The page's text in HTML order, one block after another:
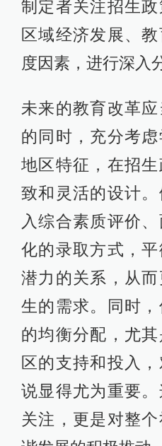
制定者关注招生
区域经济发展、
度因素，进行深入
未来的教育改革
的同时，充分考
地区特征，在招
致和灵活的设计。
入综合素质评价
化的录取方式，
潜力的关系，从
生的需求。同时
的均衡分配，尤
区的支持和投入
说显得尤为重要
关注，更是对整